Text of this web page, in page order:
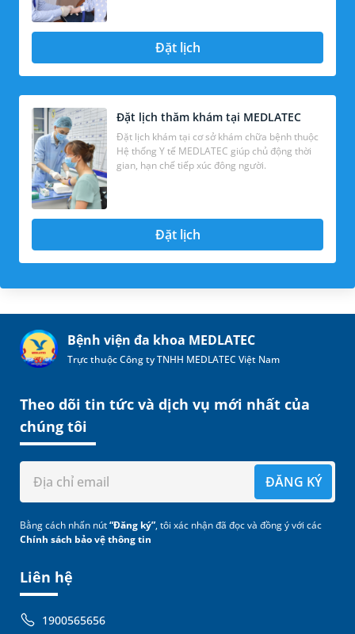
Đặt lịch
Đặt lịch thăm khám tại MEDLATEC
Đặt lịch khám tại cơ sở khám chữa bệnh thuộc
Hệ thống Y tế MEDLATEC giúp chủ động thời
gian, hạn chế tiếp xúc đông người.
Đặt lịch
Bệnh viện đa khoa MEDLATEC
Trực thuộc Công ty TNHH MEDLATEC Việt Nam
Liên hệ
1900565656
Theo dõi tin tức và dịch vụ mới nhất của
chúng tôi
ĐĂNG KÝ
Bằng cách nhấn nút“Đăng ký”, tôi xác nhận đã đọc và đồng ý với các
Chính sách bảo vệ thông tin